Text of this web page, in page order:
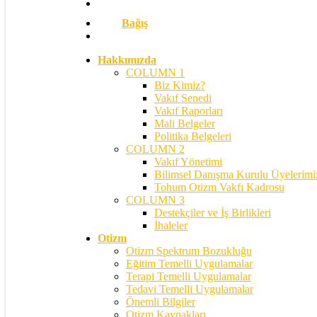
Bağış
Hakkımızda
COLUMN 1
Biz Kimiz?
Vakıf Senedi
Vakıf Raporları
Mali Belgeler
Politika Belgeleri
COLUMN 2
Vakıf Yönetimi
Bilimsel Danışma Kurulu
Tohum Otizm Vakfı Kadrosu
COLUMN 3
Destekçiler ve İş Birlikleri
İhaleler
Otizm
Otizm Spektrum Bozukluğu
Eğitim Temelli Uygulamalar
Terapi Temelli Uygulamalar
Tedavi Temelli Uygulamalar
Önemli Bilgiler
Otizm Kaynakları